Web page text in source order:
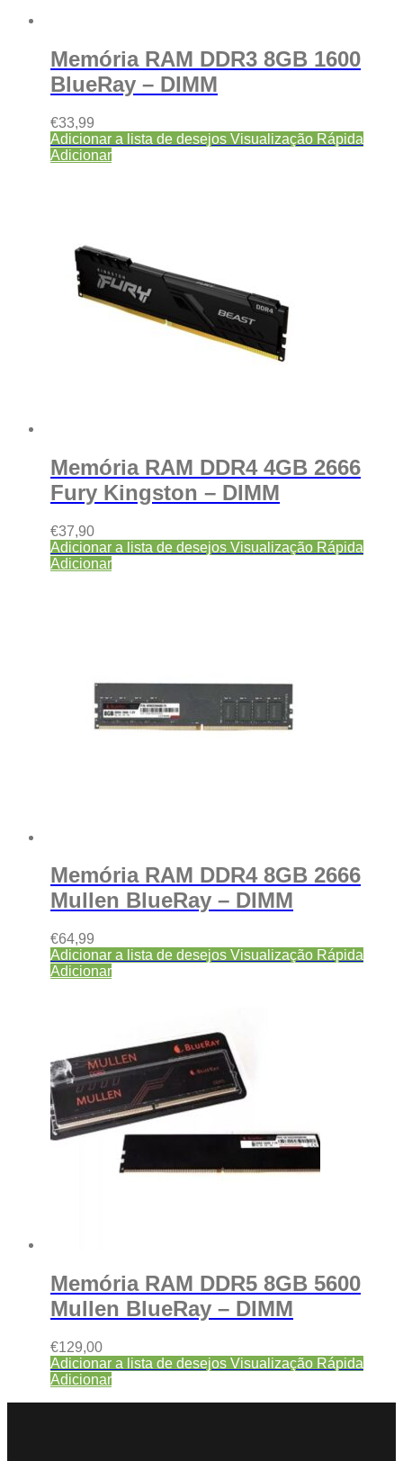
Memória RAM DDR3 8GB 1600
BlueRay – DIMM
€33,99
Adicionar a lista de desejos Visualização Rápida
Adicionar
Memória RAM DDR4 4GB 2666
Fury Kingston – DIMM
€37,90
Adicionar a lista de desejos Visualização Rápida
Adicionar
Memória RAM DDR4 8GB 2666
Mullen BlueRay – DIMM
€64,99
Adicionar a lista de desejos Visualização Rápida
Adicionar
Memória RAM DDR5 8GB 5600
Mullen BlueRay – DIMM
€129,00
Adicionar a lista de desejos Visualização Rápida
Adicionar